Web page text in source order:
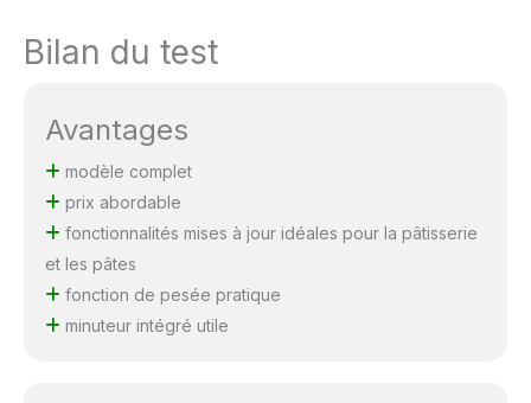
Bilan du test
Avantages
modèle complet
prix abordable
fonctionnalités mises à jour idéales pour la pâtisserie
et les pâtes
fonction de pesée pratique
minuteur intégré utile